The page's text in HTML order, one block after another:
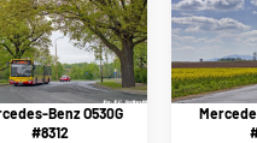
Benz O530G
#8312